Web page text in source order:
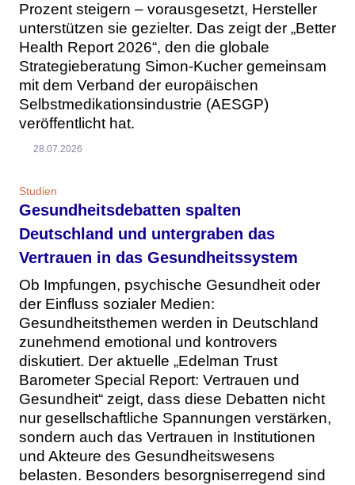
Prozent steigern – vorausgesetzt, Hersteller
unterstützen sie gezielter. Das zeigt der „Better
Health Report 2026“, den die globale
Strategieberatung Simon-Kucher gemeinsam
mit dem Verband der europäischen
Selbstmedikationsindustrie (AESGP)
veröffentlicht hat.
28.07.2026
Studien
Gesundheitsdebatten spalten
Deutschland und untergraben das
Vertrauen in das Gesundheitssystem
Ob Impfungen, psychische Gesundheit oder
der Einfluss sozialer Medien:
Gesundheitsthemen werden in Deutschland
zunehmend emotional und kontrovers
diskutiert. Der aktuelle „Edelman Trust
Barometer Special Report: Vertrauen und
Gesundheit“ zeigt, dass diese Debatten nicht
nur gesellschaftliche Spannungen verstärken,
sondern auch das Vertrauen in Institutionen
und Akteure des Gesundheitswesens
belasten. Besonders besorgniserregend sind